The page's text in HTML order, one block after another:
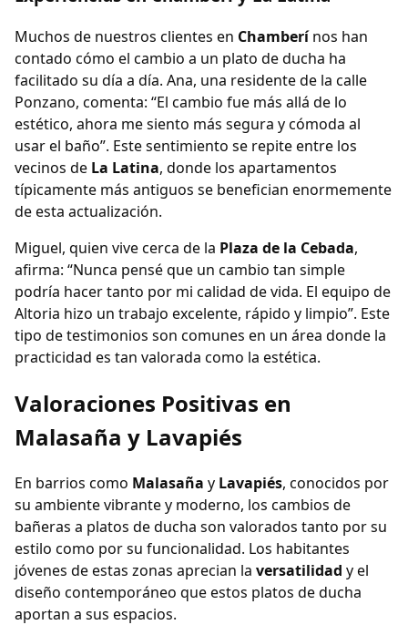
Muchos de nuestros clientes en Chamberínos han
contado cómo el cambio a un plato de ducha ha
facilitado su día a día. Ana, una residente de la calle
Ponzano, comenta: “El cambio fue más allá de lo
estético, ahora me siento más segura y cómoda al
usar el baño”. Este sentimiento se repite entre los
vecinos de La Latina, donde los apartamentos
típicamente más antiguos se benefician enormemente
de esta actualización.
Miguel, quien vive cerca de la Plaza de la Cebada,
afirma: “Nunca pensé que un cambio tan simple
podría hacer tanto por mi calidad de vida. El equipo de
Altoria hizo un trabajo excelente, rápido y limpio”. Este
tipo de testimonios son comunes en un área donde la
practicidad es tan valorada como la estética.
Valoraciones Positivas en
Malasaña y Lavapiés
En barrios como Malasaña y Lavapiés, conocidos por
su ambiente vibrante y moderno, los cambios de
bañeras a platos de ducha son valorados tanto por su
estilo como por su funcionalidad. Los habitantes
jóvenes de estas zonas aprecian la versatilidad y el
diseño contemporáneo que estos platos de ducha
aportan a sus espacios.